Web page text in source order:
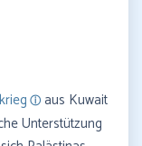
aus Kuwait
Unterstützung